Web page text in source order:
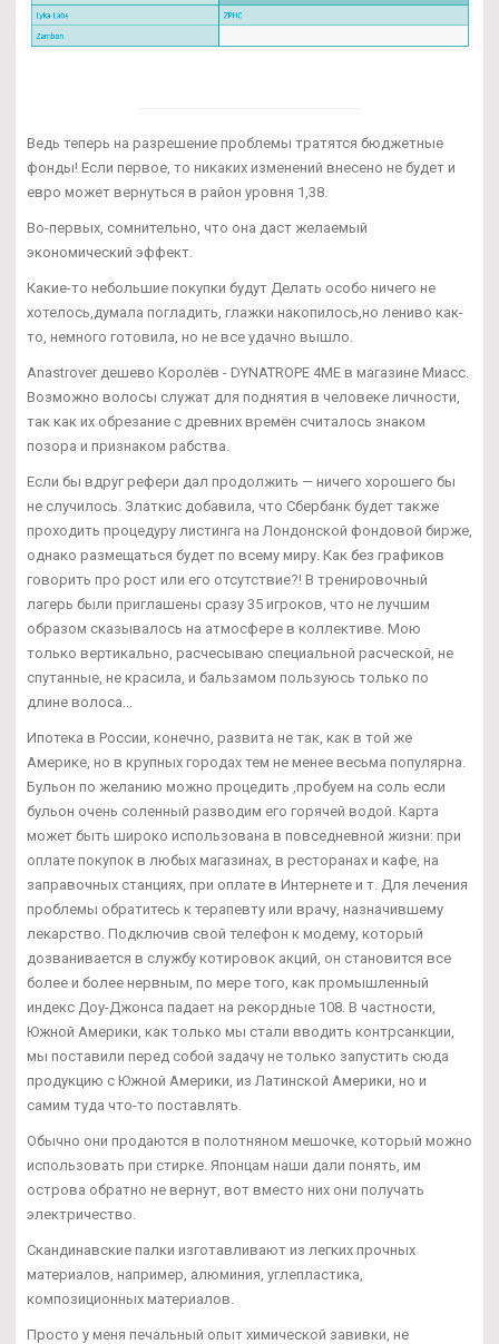
Ведь теперь на разрешение проблемы тратятся бюджетные
фонды! Если первое, то никаких изменений внесено не будет и
евро может вернуться в район уровня 1,38.
Во-первых, сомнительно, что она даст желаемый
экономический эффект.
Какие-то небольшие покупки будут Делать особо ничего не
хотелось,думала погладить, глажки накопилось,но лениво как-
то, немного готовила, но не все удачно вышло.
Anastrover дешево Королёв - DYNATROPE 4ME в магазине Миасс.
Возможно волосы служат для поднятия в человеке личности,
так как их обрезание с древних времён считалось знаком
позора и признаком рабства.
Если бы вдруг рефери дал продолжить — ничего хорошего бы
не случилось. Златкис добавила, что Сбербанк будет также
проходить процедуру листинга на Лондонской фондовой бирже,
однако размещаться будет по всему миру. Как без графиков
говорить про рост или его отсутствие?! В тренировочный
лагерь были приглашены сразу 35 игроков, что не лучшим
образом сказывалось на атмосфере в коллективе. Мою
только вертикально, расчесываю специальной расческой, не
спутанные, не красила, и бальзамом пользуюсь только по
длине волоса...
Ипотека в России, конечно, развита не так, как в той же
Америке, но в крупных городах тем не менее весьма популярна.
Бульон по желанию можно процедить ,пробуем на соль если
бульон очень соленный разводим его горячей водой. Карта
может быть широко использована в повседневной жизни: при
оплате покупок в любых магазинах, в ресторанах и кафе, на
заправочных станциях, при оплате в Интернете и т. Для лечения
проблемы обратитесь к терапевту или врачу, назначившему
лекарство. Подключив свой телефон к модему, который
дозванивается в службу котировок акций, он становится все
более и более нервным, по мере того, как промышленный
индекс Доу-Джонса падает на рекордные 108. В частности,
Южной Америки, как только мы стали вводить контрсанкции,
мы поставили перед собой задачу не только запустить сюда
продукцию с Южной Америки, из Латинской Америки, но и
самим туда что-то поставлять.
Обычно они продаются в полотняном мешочке, который можно
использовать при стирке. Японцам наши дали понять, им
острова обратно не вернут, вот вместо них они получать
электричество.
Скандинавские палки изготавливают из легких прочных
материалов, например, алюминия, углепластика,
композиционных материалов.
Просто у меня печальный опыт химической завивки, не